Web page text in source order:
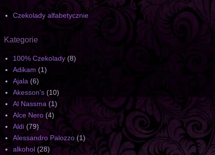
Czekolady alfabetycznie
Kategorie
100% Czekolady (8)
Adikam (1)
Ajala (6)
Akesson's (10)
Al Nassma (1)
Alce Nero (4)
Aldi (79)
Alessandro Palozzo (1)
alkohol (28)